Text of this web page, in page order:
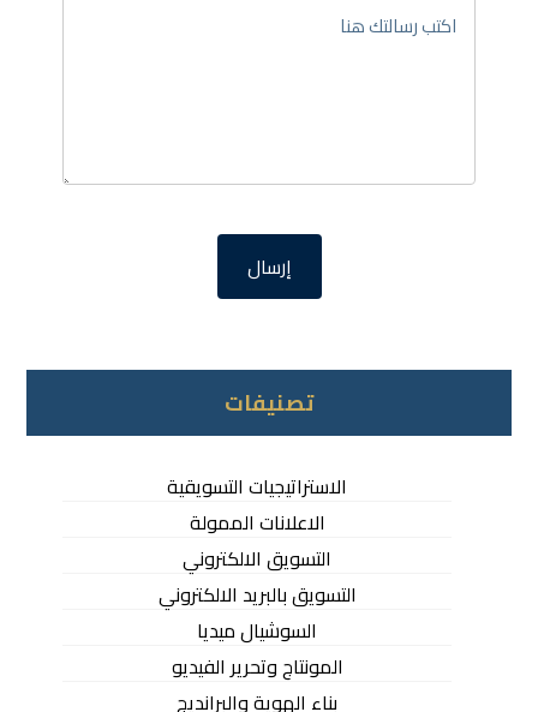
تصنيفات
الاستراتيجيات التسويقية
الاعلانات الممولة
التسويق الالكتروني
التسويق بالبريد الالكتروني
السوشيال ميديا
المونتاج وتحرير الفيديو
بناء الهوية والبرانديج